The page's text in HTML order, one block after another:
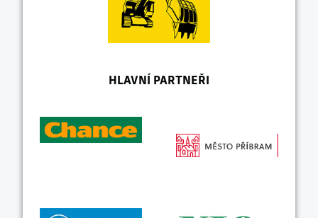
HLAVNÍ PARTNEŘI